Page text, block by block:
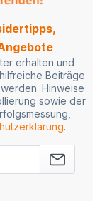
erhalten und
Beiträge
Hinweise
sowie der
.